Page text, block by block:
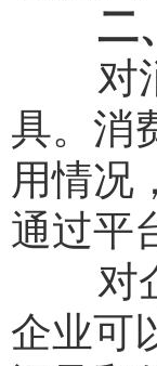
二
对消
具。消
用情况
通过平
对企
企业可